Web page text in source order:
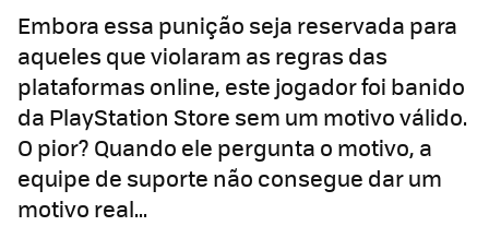
Embora essa punição seja reservada para
aqueles que violaram as regras das
plataformas online, este jogador foi banido
da PlayStation Store sem um motivo válido.
O pior? Quando ele pergunta o motivo, a
equipe de suporte não consegue dar um
motivo real...